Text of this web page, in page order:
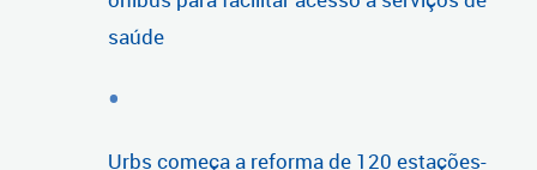
saúde
Urbs começa a reforma de 120 estações-